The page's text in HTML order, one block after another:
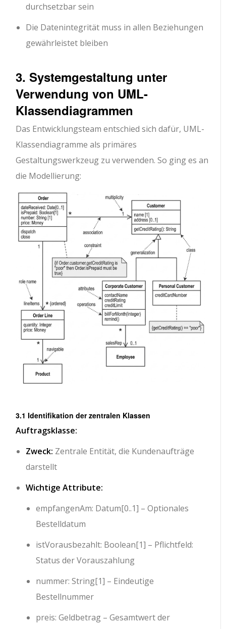
durchsetzbar sein
Die Datenintegrität muss in allen Beziehungen
gewährleistet bleiben
3. Systemgestaltung unter
Verwendung von UML-
Klassendiagrammen
Das Entwicklungsteam entschied sich dafür, UML-
Klassendiagramme als primäres
Gestaltungswerkzeug zu verwenden. So ging es an
die Modellierung:
3.1 Identifikation der zentralen Klassen
Auftragsklasse:
Zweck: Zentrale Entität, die Kundenaufträge
darstellt
Wichtige Attribute:
empfangenAm: Datum[0..1] – Optionales
Bestelldatum
istVorausbezahlt: Boolean[1] – Pflichtfeld:
Status der Vorauszahlung
nummer: String[1] – Eindeutige
Bestellnummer
preis: Geldbetrag – Gesamtwert der